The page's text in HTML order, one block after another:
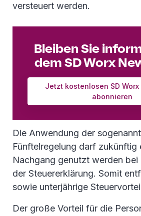
versteuert werden.
Bleiben Sie
dem SD Worx
Jetzt kostenlosen SD
abonnieren
Die Anwendung der
Fünftelregelung darf zukünftig
Nachgang genutzt werden bei
der Steuererklärung. Somit
sowie unterjährige
Der große Vorteil für die